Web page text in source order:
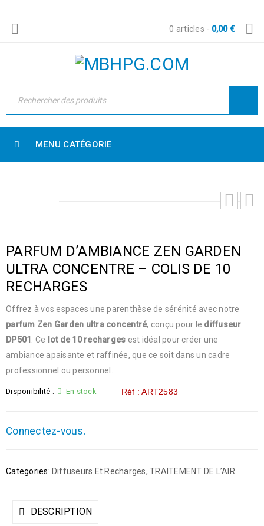
0 articles - 0,00€
MENU CATÉGORIE
PARFUM D’AMBIANCE ZEN GARDEN
ULTRA CONCENTRE – COLIS DE 10
RECHARGES
Offrez à vos espaces une parenthèse de sérénité avec notre
parfum Zen Garden ultra concentré, conçu pour le diffuseur
DP501
. Ce lot de 10 recharges est idéal pour créer une
ambiance apaisante et raffinée, que ce soit dans un cadre
professionnel ou personnel.
Disponibilité : En stock Réf : ART2583
Connectez-vous.
Categories: Diffuseurs Et Recharges, TRAITEMENT DE L’AIR
DESCRIPTION